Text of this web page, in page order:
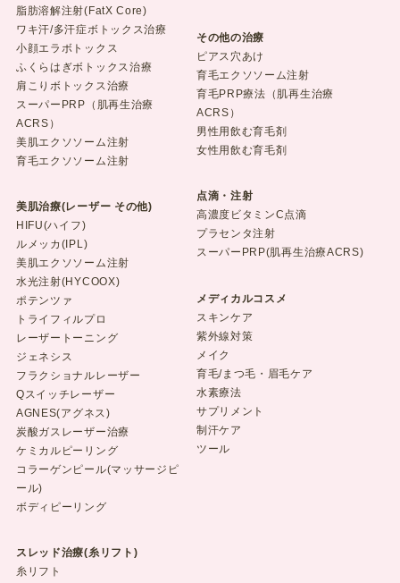
脂肪溶解注射(FatX Core)
ワキ汗/多汗症ボトックス治療
小顔エラボトックス
ふくらはぎボトックス治療
肩こりボトックス治療
スーパーPRP（肌再生治療
ACRS）
美肌エクソソーム注射
育毛エクソソーム注射
美肌治療(レーザー その他)
HIFU(ハイフ)
ルメッカ(IPL)
美肌エクソソーム注射
水光注射(HYCOOX)
ポテンツァ
トライフィルプロ
レーザートーニング
ジェネシス
フラクショナルレーザー
Qスイッチレーザー
AGNES(アグネス)
炭酸ガスレーザー治療
ケミカルピーリング
コラーゲンピール(マッサージピ
ール)
ボディピーリング
スレッド治療(糸リフト)
糸リフト
その他の治療
ピアス穴あけ
育毛エクソソーム注射
育毛PRP療法（肌再生治療
ACRS）
男性用飲む育毛剤
女性用飲む育毛剤
点滴・注射
高濃度ビタミンC点滴
プラセンタ注射
スーパーPRP(肌再生治療ACRS)
メディカルコスメ
スキンケア
紫外線対策
メイク
育毛/まつ毛・眉毛ケア
水素療法
サプリメント
制汗ケア
ツール